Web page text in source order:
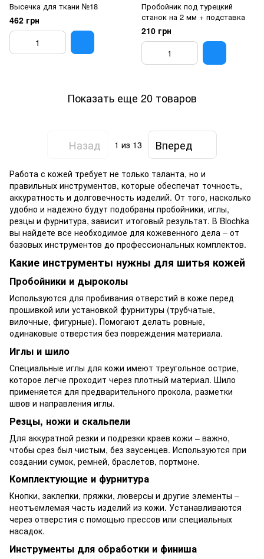
Высечка для ткани №18
462 грн
Пробойник под турецкий
станок на 2 мм + подставка
210 грн
Показать еще 20 товаров
Назад 1 из 13 Вперед
Работа с кожей требует не только таланта, но и
правильных инструментов, которые обеспечат точность,
аккуратность и долговечность изделий. От того, насколько
удобно и надежно будут подобраны пробойники, иглы,
резцы и фурнитура, зависит итоговый результат. В Blochka
вы найдете все необходимое для кожевенного дела – от
базовых инструментов до профессиональных комплектов.
Какие инструменты нужны для шитья кожей
Пробойники и дыроколы
Используются для пробивания отверстий в коже перед
прошивкой или установкой фурнитуры (трубчатые,
вилочные, фигурные). Помогают делать ровные,
одинаковые отверстия без повреждения материала.
Иглы и шило
Специальные иглы для кожи имеют треугольное острие,
которое легче проходит через плотный материал. Шило
применяется для предварительного прокола, разметки
швов и направления иглы.
Резцы, ножи и скальпели
Для аккуратной резки и подрезки краев кожи – важно,
чтобы срез был чистым, без заусенцев. Используются при
создании сумок, ремней, браслетов, портмоне.
Комплектующие и фурнитура
Кнопки, заклепки, пряжки, люверсы и другие элементы –
неотъемлемая часть изделий из кожи. Устанавливаются
через отверстия с помощью прессов или специальных
насадок.
Инструменты для обработки и финиша